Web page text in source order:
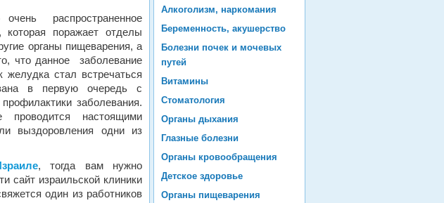
распространенное
которая поражает отделы
органы пищеварения, а
что данное заболевание
желудка стал встречаться
в первую очередь с
заболевания.
настоящими
выздоровления одни из
, тогда вам нужно
сайт израильской клиники
один из работников
Алкоголизм, наркомания
Беременность, акушерство
Болезни почек и мочевых
путей
Витамины
Стоматология
Органы дыхания
Глазные болезни
Органы кровообращения
Детское здоровье
Органы пищеварения